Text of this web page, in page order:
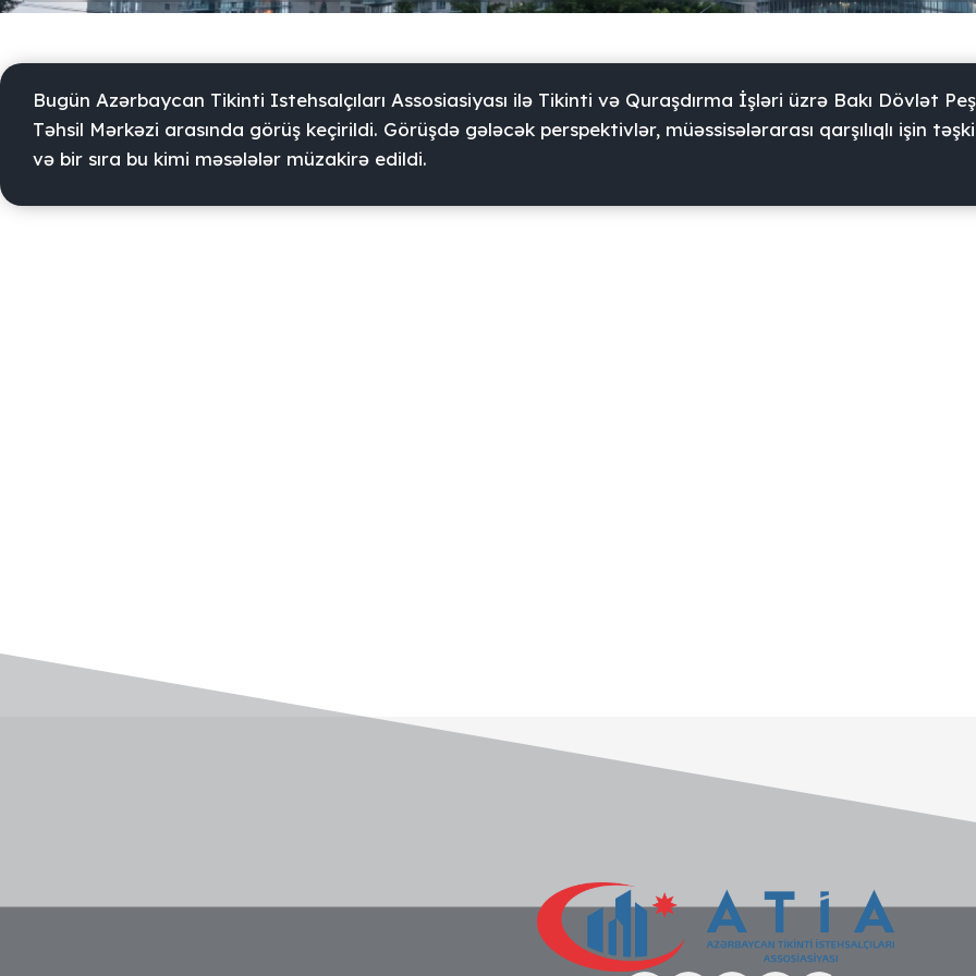
Bugün Azərbaycan Tikinti Istehsalçıları Assosiasiyası ilə Tikinti və Quraşdırma İşləri üzrə Bakı Dövlət
Təhsil Mərkəzi arasında görüş keçirildi. Görüşdə gələcək perspektivlər, müəssisələrarası qarşılıqlı işin
və bir sıra bu kimi məsələlər müzakirə edildi.